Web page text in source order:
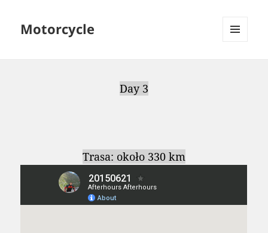
Motorcycle
Day 3
Trasa: około 330 km